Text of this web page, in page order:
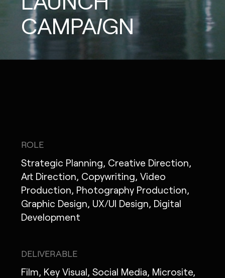
MONOPO LONDON
MONOPO NEW YORK
MONOPO PARIS
CAMPAIGN
ROLE
Strategic Planning, Creative Direction,
Art Direction, Copywriting, Video
Production, Photography Production,
Graphic Design, UX/UI Design, Digital
Development
DELIVERABLE
Film, Key Visual, Social Media, Microsite,